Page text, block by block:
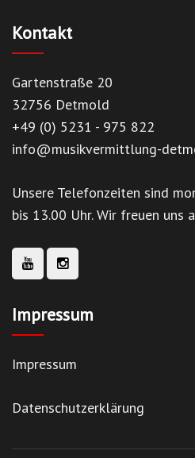
Kontakt
Gartenstraße 20
32756 Detmold
+49 (0) 5231 - 975 822
info@musikvermittlung-
Unsere Telefonzeiten sind
bis 13.00 Uhr. Wir freuen uns
Impressum
Impressum
Datenschutzerklärung